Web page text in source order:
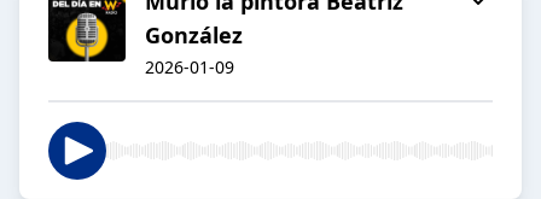
González
2026-01-09